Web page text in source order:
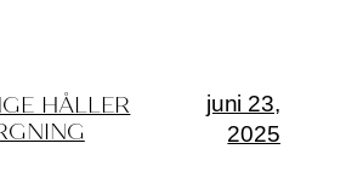
HÅLLER
juni 23,
2025